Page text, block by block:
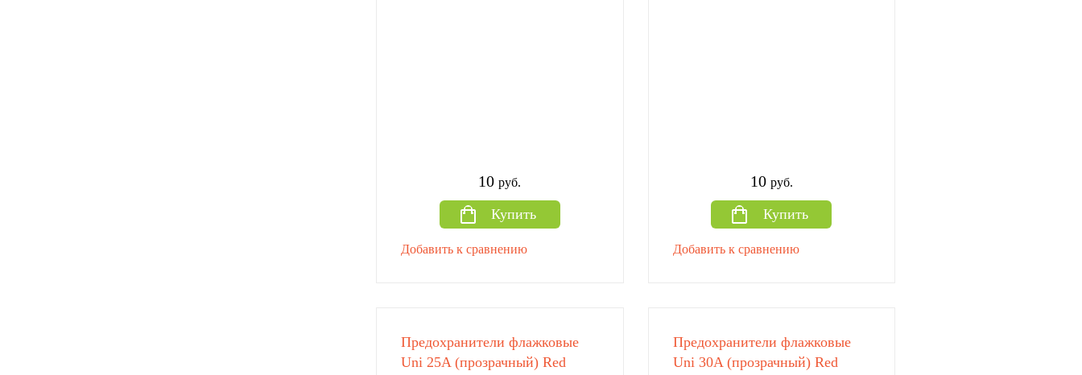
10 руб.
Купить
Добавить к сравнению
10 руб.
Купить
Добавить к сравнению
Предохранители флажковые
Uni 25A (прозрачный) Red
Предохранители флажковые
Uni 30A (прозрачный) Red